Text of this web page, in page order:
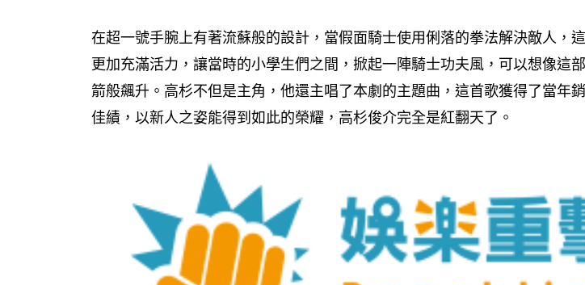
在超一號手腕上有著流蘇般的設計，當假面騎士使用俐落的拳法解決敵人，
更加充滿活力，讓當時的小學生們之間，掀起一陣騎士功夫風，可以想像這
箭般飆升。高杉不但是主角，他還主唱了本劇的主題曲，這首歌獲得了當年
佳績，以新人之姿能得到如此的榮耀，高杉俊介完全是紅翻天了。